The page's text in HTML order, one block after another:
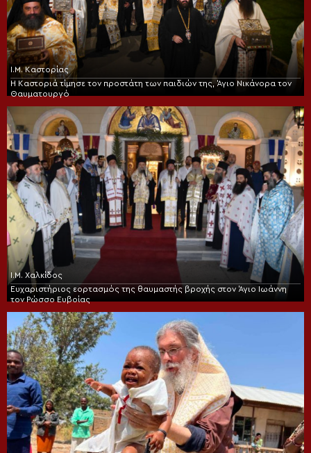
Ι.Μ. Καστορίας
Η Καστοριά τίμησε τον προστάτη των παιδιών της, Άγιο Νικάνορα τον
Θαυματουργό
Ι.Μ. Χαλκίδος
Ευχαριστήριος εορτασμός της θαυμαστής βροχής στον Άγιο Ιωάννη
τον Ρώσσο Ευβοίας